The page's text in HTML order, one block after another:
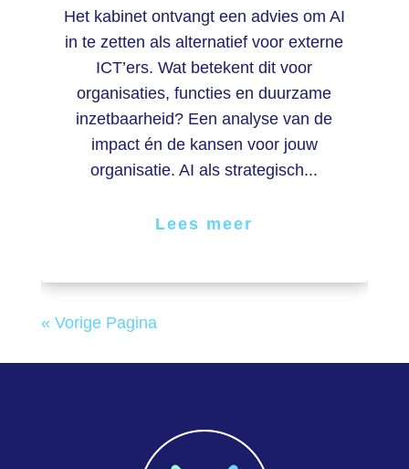
Het kabinet ontvangt een advies om AI
in te zetten als alternatief voor externe
ICT’ers. Wat betekent dit voor
organisaties, functies en duurzame
inzetbaarheid? Een analyse van de
impact én de kansen voor jouw
organisatie. AI als strategisch...
Lees meer
« Vorige Pagina